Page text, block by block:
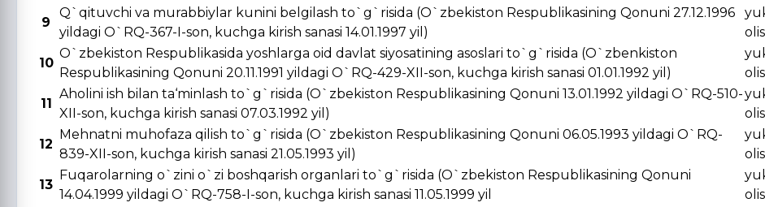
9
Q`qituvchi va murabbiylar kunini belgilash to`g`risida (O`zbekiston Respublikasining Qonuni 27.12.1996
yildagi O`RQ-367-I-son, kuchga kirish sanasi 14.01.1997 yil)
10
O`zbekiston Respublikasida yoshlarga oid davlat siyosatining asoslari to`g`risida (O`zbenkiston
Respublikasining Qonuni 20.11.1991 yildagi O`RQ-429-XII-son, kuchga kirish sanasi 01.01.1992 yil)
11
Aholini ish bilan ta‘minlash to`g`risida (O`zbekiston Respublikasining Qonuni 13.01.1992 yildagi O`RQ-510-
XII-son, kuchga kirish sanasi 07.03.1992 yil)
12
Mehnatni muhofaza qilish to`g`risida (O`zbekiston Respublikasining Qonuni 06.05.1993 yildagi O`RQ-
839-XII-son, kuchga kirish sanasi 21.05.1993 yil)
13
Fuqarolarning o`zini o`zi boshqarish organlari to`g`risida (O`zbekiston Respublikasining Qonuni
14.04.1999 yildagi O`RQ-758-I-son, kuchga kirish sanasi 11.05.1999 yil